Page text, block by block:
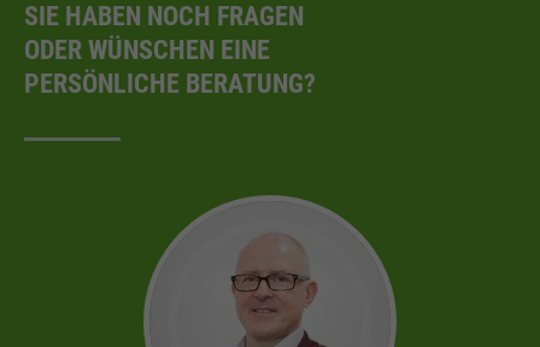
SIE HABEN NOCH FRAGEN
ODER WÜNSCHEN EINE
PERSÖNLICHE BERATUNG?